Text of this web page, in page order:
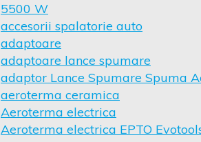
5500 W
accesorii spalatorie auto
adaptoare
adaptoare lance spumare
adaptor Lance Spumare Spuma
aeroterma ceramica
Aeroterma electrica
Aeroterma electrica EPTO